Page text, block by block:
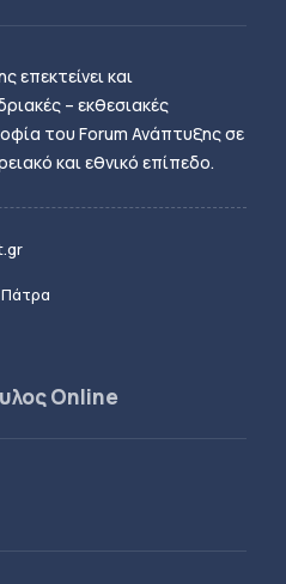
επεκτείνει και
– εκθεσιακές
του Forum Ανάπτυξης σε
και εθνικό επίπεδο.
Online